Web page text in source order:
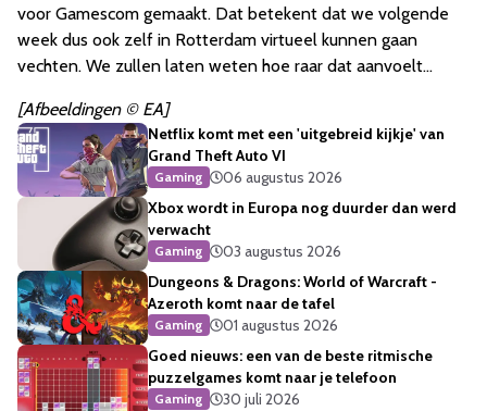
voor Gamescom gemaakt. Dat betekent dat we volgende
week dus ook zelf in Rotterdam virtueel kunnen gaan
vechten. We zullen laten weten hoe raar dat aanvoelt...
[Afbeeldingen © EA]
Netflix komt met een 'uitgebreid kijkje' van
Grand Theft Auto VI
Gaming
06 augustus 2026
Xbox wordt in Europa nog duurder dan werd
verwacht
Gaming
03 augustus 2026
Dungeons & Dragons: World of Warcraft -
Azeroth komt naar de tafel
Gaming
01 augustus 2026
Goed nieuws: een van de beste ritmische
puzzelgames komt naar je telefoon
Gaming 30 juli 2026